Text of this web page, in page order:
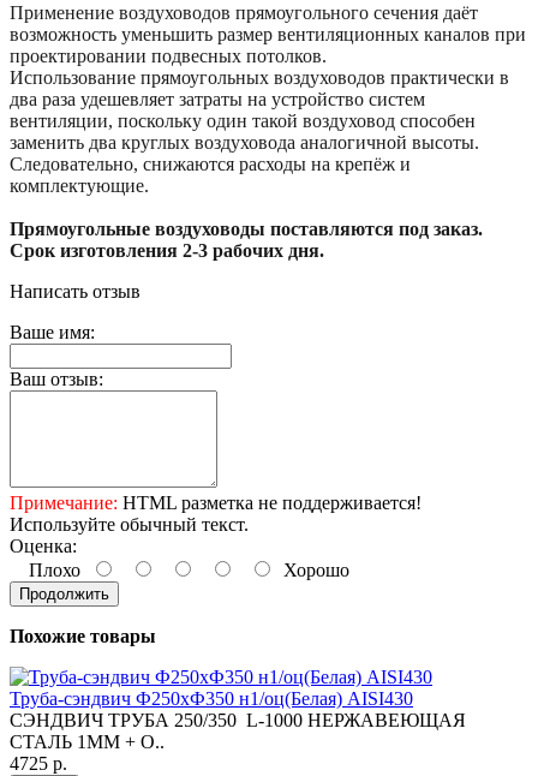
Применение воздуховодов прямоугольного сечения даёт
возможность уменьшить размер вентиляционных каналов при
проектировании подвесных потолков.
Использование прямоугольных воздуховодов практически в
два раза удешевляет затраты на устройство систем
вентиляции, поскольку один такой воздуховод способен
заменить два круглых воздуховода аналогичной высоты.
Следовательно, снижаются расходы на крепёж и
комплектующие.
Прямоугольные воздуховоды поставляются под заказ.
Срок изготовления 2-3 рабочих дня.
Написать отзыв
Ваше имя:
Ваш отзыв:
Примечание: HTML разметка не поддерживается!
Используйте обычный текст.
Оценка:
Плохо
Хорошо
Продолжить
Похожие товары
Труба-сэндвич Ф250хФ350 н1/оц(Белая) AISI430
СЭНДВИЧ ТРУБА 250/350 L-1000 НЕРЖАВЕЮЩАЯ
СТАЛЬ 1ММ + О..
4725 р.